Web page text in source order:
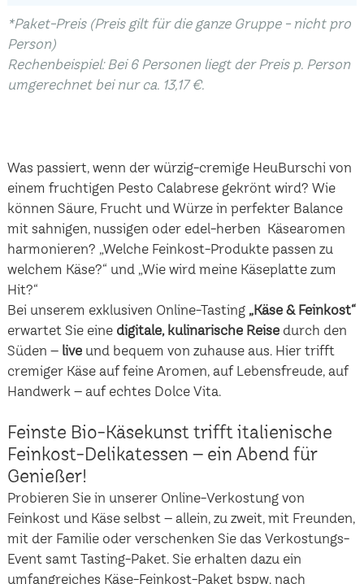
*Paket-Preis (Preis gilt für die ganze Gruppe - nicht pro
Person)
Rechenbeispiel: Bei 6 Personen liegt der Preis p. Person
umgerechnet bei nur ca. 13,17 €.
Was passiert, wenn der würzig-cremige HeuBurschi von
einem fruchtigen Pesto Calabrese gekrönt wird? Wie
können Säure, Frucht und Würze in perfekter Balance
mit sahnigen, nussigen oder edel-herben Käsearomen
harmonieren? „Welche Feinkost-Produkte passen zu
welchem Käse?“ und „Wie wird meine Käseplatte zum
Hit?“
Bei unserem exklusiven Online-Tasting „Käse & Feinkost“
erwartet Sie eine digitale, kulinarische Reisedurch den
Süden – live und bequem von zuhause aus. Hier trifft
cremiger Käse auf feine Aromen, auf Lebensfreude, auf
Handwerk – auf echtes Dolce Vita.
Feinste Bio-Käsekunst trifft italienische
Feinkost-Delikatessen – ein Abend für
Genießer!
Probieren Sie in unserer Online-Verkostung von
Feinkost und Käse selbst – allein, zu zweit, mit Freunden,
mit der Familie oder verschenken Sie das Verkostungs-
Event samt Tasting-Paket. Sie erhalten dazu ein
umfangreiches Käse-Feinkost-Paket bspw. nach